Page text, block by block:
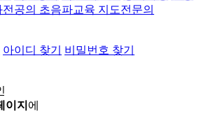
전공의 초음파교육 지도전문의
아이디 찾기 비밀번호 찾기
이지 에